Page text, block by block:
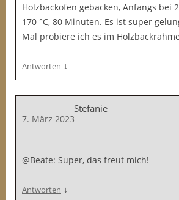
Holzbackofen gebacken, Anfangs bei
170 °C, 80 Minuten. Es ist super
Mal probiere ich es im
Antworten ↓
Stefanie
7. März 2023
@Beate: Super, das freut mich!
Antworten ↓